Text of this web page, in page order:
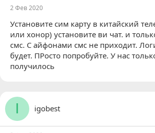
2 Фев 2020
Установите сим карту в китайский
или хонор) установите ви чат. и
смс. С айфонами смс не приходит.
будет. ПРосто попробуйте. У нас
получилось
I igobest